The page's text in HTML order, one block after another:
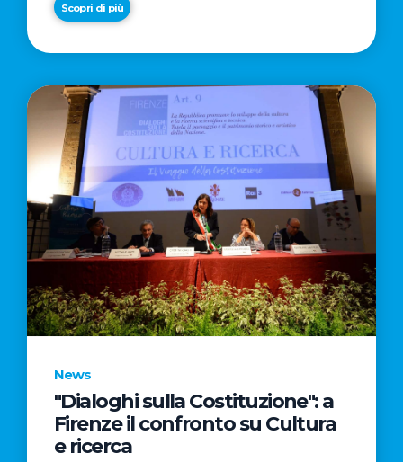
Scopri di più
News
"Dialoghi sulla Costituzione": a
Firenze il confronto su Cultura
e ricerca